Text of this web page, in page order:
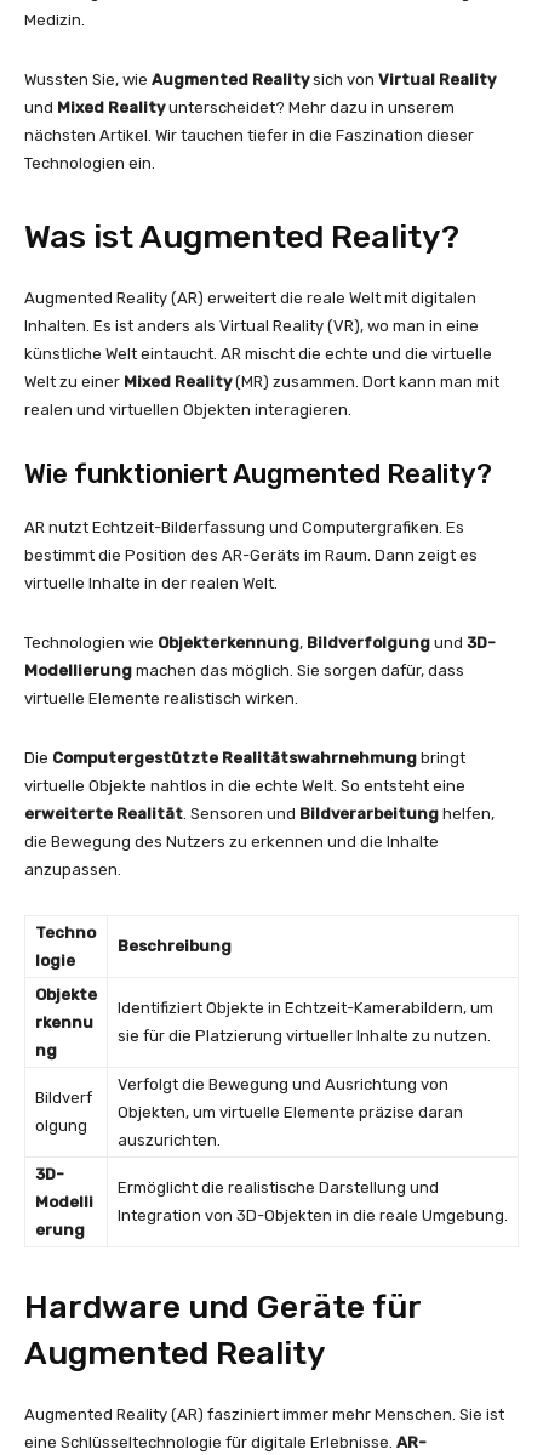
Medizin.
Wussten Sie, wie Augmented Realitysich von Virtual Reality
und Mixed Realityunterscheidet? Mehr dazu in unserem
nächsten Artikel. Wir tauchen tiefer in die Faszination dieser
Technologien ein.
Was ist Augmented Reality?
Augmented Reality (AR) erweitert die reale Welt mit digitalen
Inhalten. Es ist anders als Virtual Reality (VR), wo man in eine
künstliche Welt eintaucht. AR mischt die echte und die virtuelle
Welt zu einer Mixed Reality(MR) zusammen. Dort kann man mit
realen und virtuellen Objekten interagieren.
Wie funktioniert Augmented Reality?
AR nutzt Echtzeit-Bilderfassung und Computergrafiken. Es
bestimmt die Position des AR-Geräts im Raum. Dann zeigt es
virtuelle Inhalte in der realen Welt.
Technologien wie Objekterkennung, Bildverfolgung und 3D-
Modellierung machen das möglich. Sie sorgen dafür, dass
virtuelle Elemente realistisch wirken.
Die Computergestützte Realitätswahrnehmung bringt
virtuelle Objekte nahtlos in die echte Welt. So entsteht eine
erweiterte Realität. Sensoren und Bildverarbeitung helfen,
die Bewegung des Nutzers zu erkennen und die Inhalte
anzupassen.
Techno
logie
Beschreibung
Objekte
rkennu
ng
Identifiziert Objekte in Echtzeit-Kamerabildern, um
sie für die Platzierung virtueller Inhalte zu nutzen.
Bildverf
olgung
Verfolgt die Bewegung und Ausrichtung von
Objekten, um virtuelle Elemente präzise daran
auszurichten.
3D-
Modelli
erung
Ermöglicht die realistische Darstellung und
Integration von 3D-Objekten in die reale Umgebung.
Hardware und Geräte für
Augmented Reality
Augmented Reality (AR) fasziniert immer mehr Menschen. Sie ist
eine Schlüsseltechnologie für digitale Erlebnisse. AR-